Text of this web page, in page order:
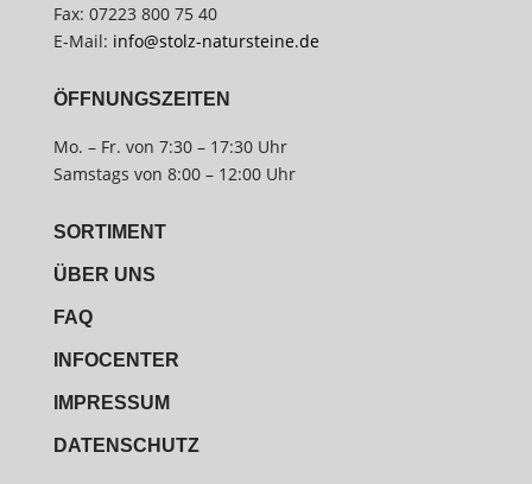
Fax: 07223 800 75 40
E-Mail: info@stolz-natursteine.de
ÖFFNUNGSZEITEN
Mo. – Fr. von 7:30 – 17:30 Uhr
Samstags von 8:00 – 12:00 Uhr
SORTIMENT
ÜBER UNS
FAQ
INFOCENTER
IMPRESSUM
DATENSCHUTZ